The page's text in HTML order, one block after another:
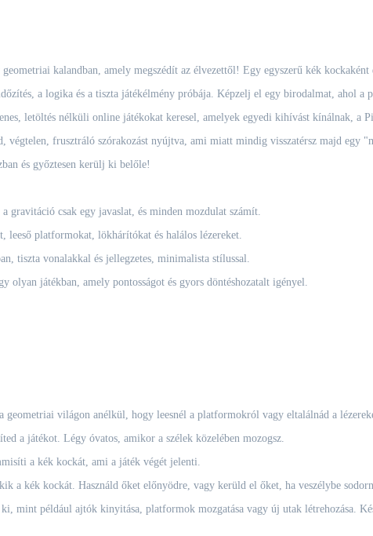
kalandban, amely megszédít az élvezettől! Egy egyszerű kék
a logika és a tiszta játékélmény próbája. Képzelj el egy birodalmat, ahol
letöltés nélküli online játékokat keresel, amelyek egyedi kihívást kínálnak, a
végtelen, frusztráló szórakozást nyújtva, ami miatt mindig visszatérsz majd egy
és győztesen kerülj ki belőle!
gravitáció csak egy javaslat, és minden mozdulat számít.
leeső platformokat, lökhárítókat és halálos lézereket.
tiszta vonalakkal és jellegzetes, minimalista stílussal.
olyan játékban, amely pontosságot és gyors döntéshozatalt igényel.
világon anélkül, hogy leesnél a platformokról vagy eltalálnád a
a játékot. Légy óvatos, amikor a szélek közelében mozogsz.
a kék kockát, ami a játék végét jelenti.
a kék kockát. Használd őket előnyödre, vagy kerüld el őket, ha veszélybe
mint például ajtók kinyitása, platformok mozgatása vagy új utak létrehozása.